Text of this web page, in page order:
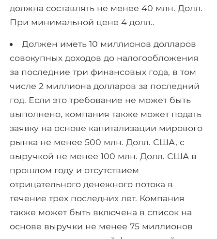
должна составлять не менее 40 млн. Долл.
При минимальной цене 4 долл..
Должен иметь 10 миллионов долларов
совокупных доходов до налогообложения
за последние три финансовых года, в том
числе 2 миллиона долларов за последний
год. Если это требование не может быть
выполнено, компания также может подать
заявку на основе капитализации мирового
рынка не менее 500 млн. Долл. США, с
выручкой не менее 100 млн. Долл. США в
прошлом году и отсутствием
отрицательного денежного потока в
течение трех последних лет. Компания
также может быть включена в список на
основе выручки не менее 75 миллионов